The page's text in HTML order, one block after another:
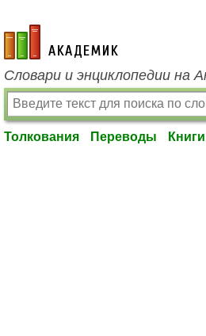
academic.ru
Словари и энциклопедии на
Толкования Переводы Книги